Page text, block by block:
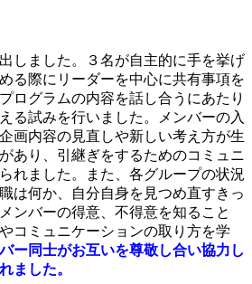
しました。３名が自主的に手を挙げ
る際にリーダーを中心に共有事項を
ログラムの内容を話し合うにあたり
る試みを行いました。メンバーの入
画内容の見直しや新しい考え方が生
あり、引継ぎをするためのコミュニ
れました。また、各グループの状況
は何か、自分自身を見つめ直すきっ
ンバーの得意、不得意を知ること
コミュニケーションの取り方を学
ー同士がお互いを尊敬し合い協力し
ました。